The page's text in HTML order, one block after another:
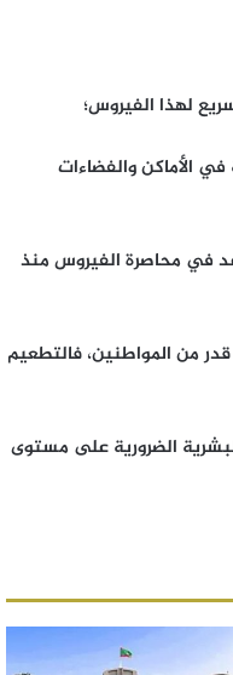
لهذا الفيروس؛
في الأماكن والفضاءات
في محاصرة الفيروس منذ
من المواطنين، فالتطعيم
الضرورية على مستوى